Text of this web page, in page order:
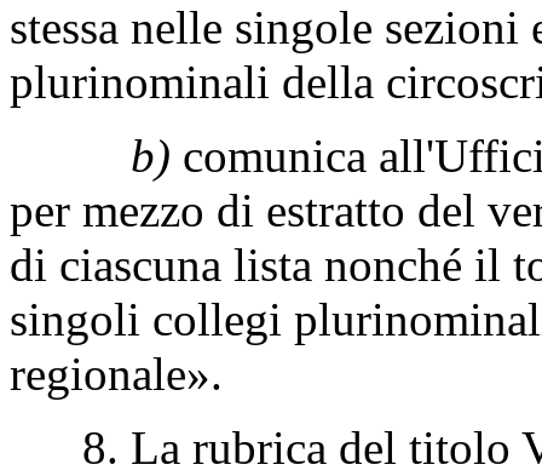
stessa nelle singole
plurinominali della
b) comunica
per mezzo di estratto del
di ciascuna lista nonché il
singoli collegi
regionale».
8. La rubrica del titolo